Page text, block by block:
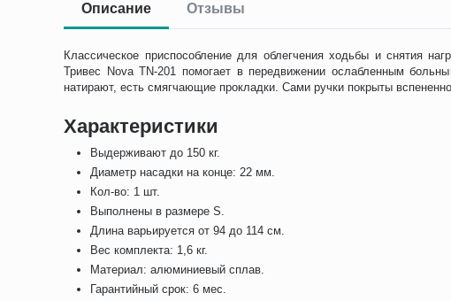
Описание Отзывы
Классическое приспособление для облегчения ходьбы и снятия
Тривес Nova TN-201 помогает в передвижении ослабленным
натирают, есть смягчающие прокладки. Сами ручки покрыты
Характеристики
Выдерживают до 150 кг.
Диаметр насадки на конце: 22 мм.
Кол-во: 1 шт.
Выполнены в размере S.
Длина варьируется от 94 до 114 см.
Вес комплекта: 1,6 кг.
Материал: алюминиевый сплав.
Гарантийный срок: 6 мес.